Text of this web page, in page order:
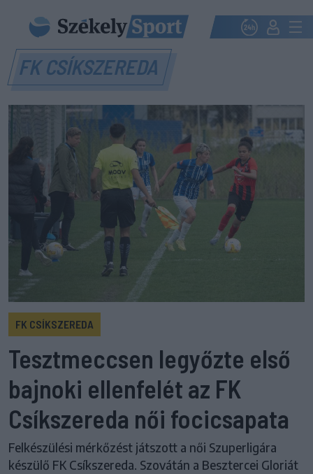
FK CSÍKSZEREDA
FK CSÍKSZEREDA
Tesztmeccsen legyőzte első
bajnoki ellenfelét az FK
Csíkszereda női focicsapata
Felkészülési mérkőzést játszott a női Szuperligára
készülő FK Csíkszereda. Szovátán a Besztercei Gloriát